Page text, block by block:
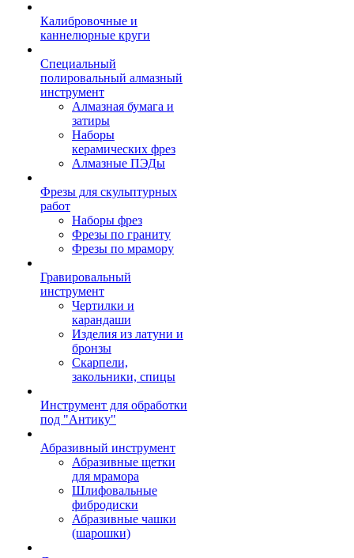
Калибровочные и
каннелюрные круги
Специальный
полировальный алмазный
инструмент
Алмазная бумага и
затиры
Наборы
керамических фрез
Алмазные ПЭДы
Фрезы для скульптурных
работ
Наборы фрез
Фрезы по граниту
Фрезы по мрамору
Гравировальный
инструмент
Чертилки и
карандаши
Изделия из латуни и
бронзы
Скарпели,
закольники, спицы
Инструмент для обработки
под "Антику"
Абразивный инструмент
Абразивные щетки
для мрамора
Шлифовальные
фибродиски
Абразивные чашки
(шарошки)